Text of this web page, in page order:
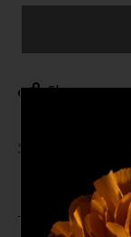
Spedizioni e resi